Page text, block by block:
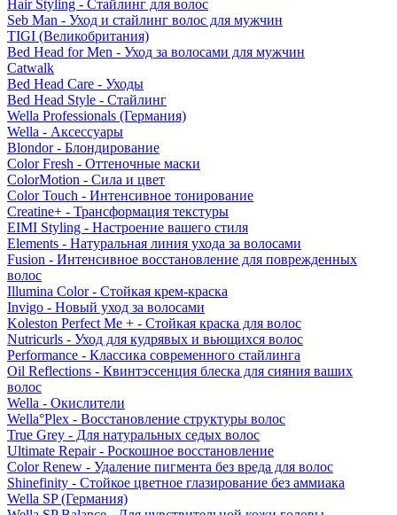
Hair Styling - Стайлинг для волос
Seb Man - Уход и стайлинг волос для мужчин
TIGI (Великобритания)
Bed Head for Men - Уход за волосами для мужчин
Catwalk
Bed Head Care - Уходы
Bed Head Style - Стайлинг
Wella Professionals (Германия)
Wella - Аксессуары
Blondor - Блондирование
Color Fresh - Оттеночные маски
ColorMotion - Сила и цвет
Color Touch - Интенсивное тонирование
Creatine+ - Трансформация текстуры
EIMI Styling - Настроение вашего стиля
Elements - Натуральная линия ухода за волосами
Fusion - Интенсивное восстановление для поврежденных
волос
Illumina Color - Стойкая крем-краска
Invigo - Новый уход за волосами
Koleston Perfect Me + - Стойкая краска для волос
Nutricurls - Уход для кудрявых и вьющихся волос
Performance - Классика современного стайлинга
Oil Reflections - Квинтэссенция блеска для сияния ваших
волос
Wella - Окислители
Wella°Plex - Восстановление структуры волос
True Grey - Для натуральных седых волос
Ultimate Repair - Роскошное восстановление
Color Renew - Удаление пигмента без вреда для волос
Shinefinity - Стойкое цветное глазирование без аммиака
Wella SP (Германия)